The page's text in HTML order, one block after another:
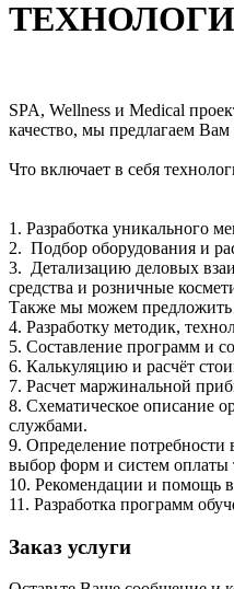
SPA, Wellness и Medical
качество, мы предлагаем Вам
Что включает в себя
1. Разработка уникального
2. Подбор оборудования и
3. Детализацию деловых
средства и розничные
Также мы можем предложить
4. Разработку методик,
5. Составление программ и
6. Калькуляцию и расчёт
7. Расчет маржинальной
8. Схематическое описание
службами.
9. Определение
выбор форм и систем оплаты
10. Рекомендации и помощь
11. Разработка программ
Заказ услуги